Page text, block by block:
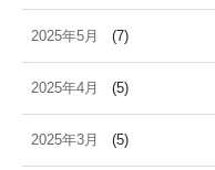
2025年5月 (7)
2025年4月 (5)
2025年3月 (5)